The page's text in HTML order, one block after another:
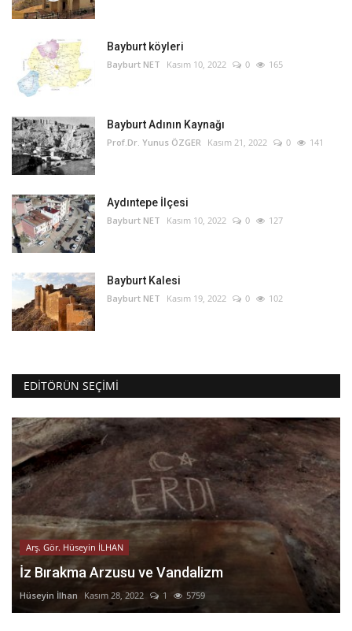
Bayburt köyleri
Bayburt NET Kasım 10, 2022 0 165
Bayburt Adının Kaynağı
Prof.Dr. Yunus ÖZGER Kasım 21, 2022 0 141
Aydıntepe İlçesi
Bayburt NET Kasım 10, 2022 0 127
Bayburt Kalesi
Bayburt NET Kasım 19, 2022 0 102
EDITÖRÜN SEÇIMI
Arş. Gör. Hüseyin İLHAN
İz Bırakma Arzusu ve Vandalizm
Hüseyin İlhan Kasım 28, 2022 1 5759